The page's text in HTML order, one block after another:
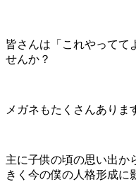
皆さんは「これやってて
せんか？
メガネもたくさんありま
主に子供の頃の思い出か
きく今の僕の人格形成に